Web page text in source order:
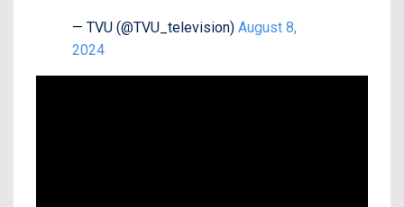
— TVU (@TVU_television) August 8,
2024